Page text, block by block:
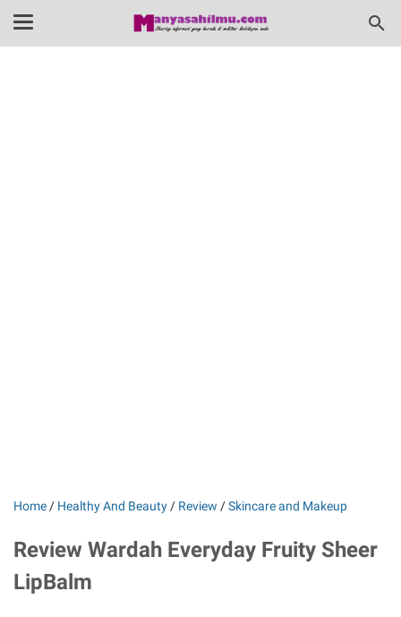
Home / Healthy And Beauty / Review /Skincare and Makeup
Review Wardah Everyday Fruity Sheer
LipBalm